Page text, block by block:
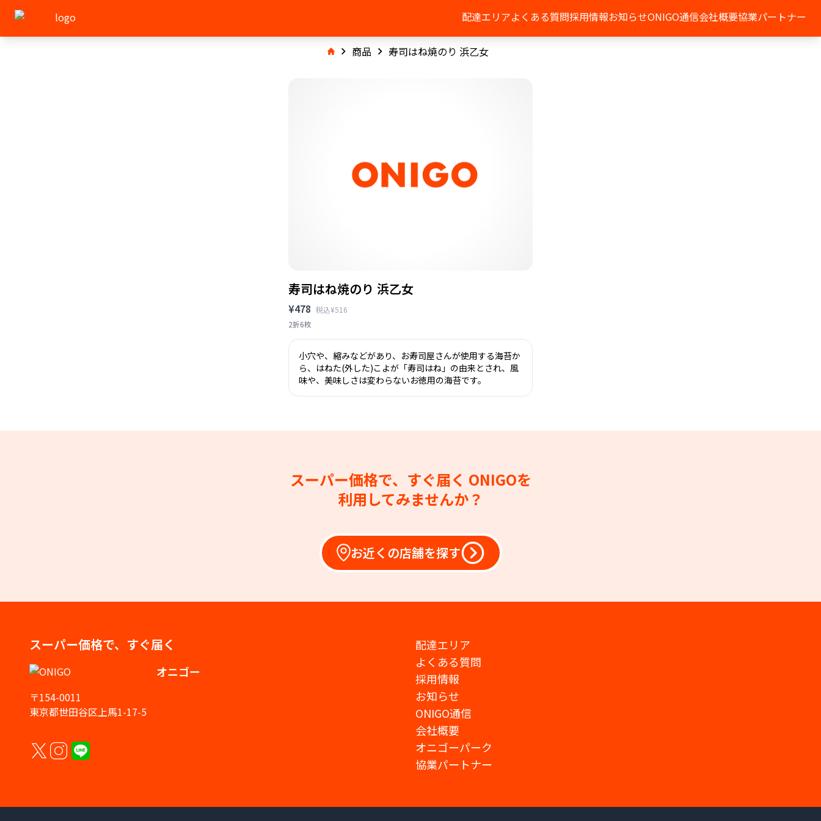
配達エリアよくある質問採用情報お知らせONIGO通信会社概要協業パートナー
商品 寿司はね焼のり 浜乙女
寿司はね焼のり 浜乙女
¥478 税込¥516
2折6枚
小穴や、縮みなどがあり、お寿司屋さんが使用する海苔か
ら、はねた(外した)こよが「寿司はね」の由来とされ、風
味や、美味しさは変わらないお徳用の海苔です。
スーパー価格で、すぐ届く ONIGOを
利用してみませんか？
お近くの店舗を探す
スーパー価格で、すぐ届く
オニゴー
〒154-0011
東京都世田谷区上馬1-17-5
配達エリア
よくある質問
採用情報
お知らせ
ONIGO通信
会社概要
オニゴーパーク
協業パートナー